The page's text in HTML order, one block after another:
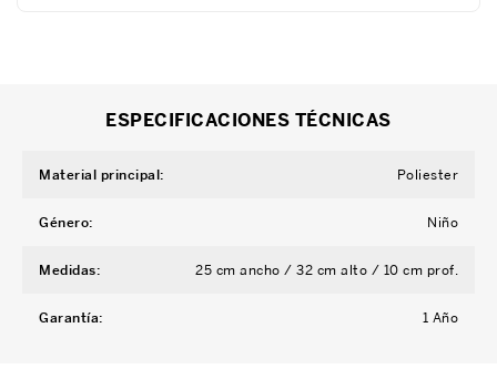
ESPECIFICACIONES TÉCNICAS
Material principal: Poliester
Género: Niño
Medidas: 25 cm ancho / 32 cm alto / 10 cm prof.
Garantía: 1 Año